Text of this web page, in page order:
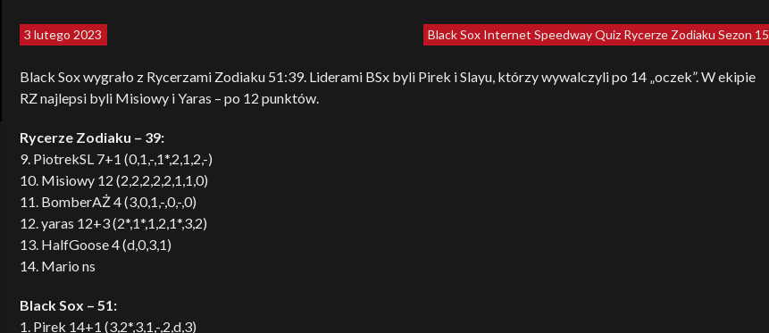
Black Sox Internet Speedway Quiz Rycerze Zodiaku Sezon 15
3 lutego 2023
Black Sox wygrało z Rycerzami Zodiaku 51:39. Liderami BSx byli Pirek i Slayu, którzy wywalczyli po 14 „oczek”. W ekipie
RZ najlepsi byli Misiowy i Yaras – po 12 punktów.
Rycerze Zodiaku – 39:
9. PiotrekSL 7+1 (0,1,-,1*,2,1,2,-)
10. Misiowy 12 (2,2,2,2,2,1,1,0)
11. BomberAŻ 4 (3,0,1,-,0,-,0)
12. yaras 12+3 (2*,1*,1,2,1*,3,2)
13. HalfGoose 4 (d,0,3,1)
14. Mario ns
Black Sox – 51:
1. Pirek 14+1 (3,2*,3,1,-,2,d,3)